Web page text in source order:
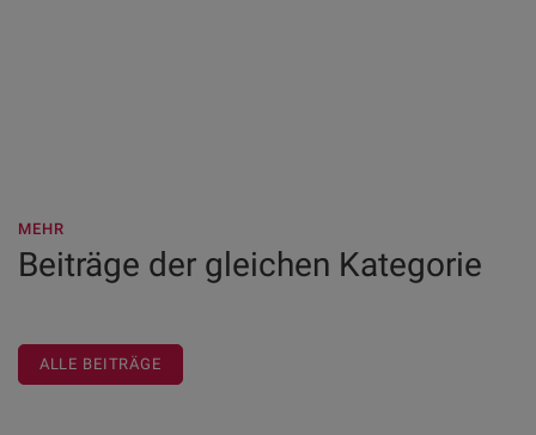
MEHR
Beiträge der gleichen Kategorie
ALLE BEITRÄGE